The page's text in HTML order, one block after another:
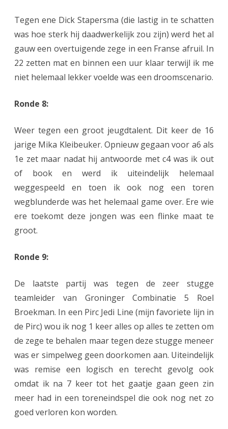
Tegen ene Dick Stapersma (die lastig in te schatten
was hoe sterk hij daadwerkelijk zou zijn) werd het al
gauw een overtuigende zege in een Franse afruil. In
22 zetten mat en binnen een uur klaar terwijl ik me
niet helemaal lekker voelde was een droomscenario.
Ronde 8:
Weer tegen een groot jeugdtalent. Dit keer de 16
jarige Mika Kleibeuker. Opnieuw gegaan voor a6 als
1e zet maar nadat hij antwoorde met c4 was ik out
of book en werd ik uiteindelijk helemaal
weggespeeld en toen ik ook nog een toren
wegblunderde was het helemaal game over. Ere wie
ere toekomt deze jongen was een flinke maat te
groot.
Ronde 9:
De laatste partij was tegen de zeer stugge
teamleider van Groninger Combinatie 5 Roel
Broekman. In een Pirc Jedi Line (mijn favoriete lijn in
de Pirc) wou ik nog 1 keer alles op alles te zetten om
de zege te behalen maar tegen deze stugge meneer
was er simpelweg geen doorkomen aan. Uiteindelijk
was remise een logisch en terecht gevolg ook
omdat ik na 7 keer tot het gaatje gaan geen zin
meer had in een toreneindspel die ook nog net zo
goed verloren kon worden.